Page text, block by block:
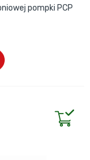
pompki PCP